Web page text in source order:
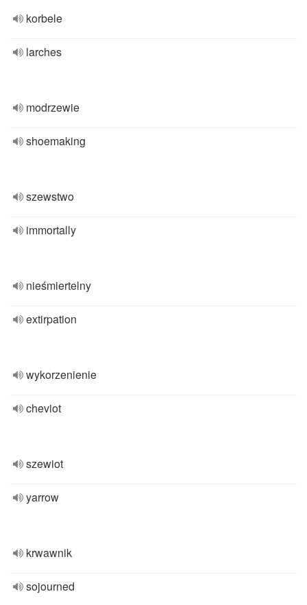
korbele
larches
modrzewie
shoemaking
szewstwo
immortally
nieśmiertelny
extirpation
wykorzenienie
cheviot
szewiot
yarrow
krwawnik
sojourned